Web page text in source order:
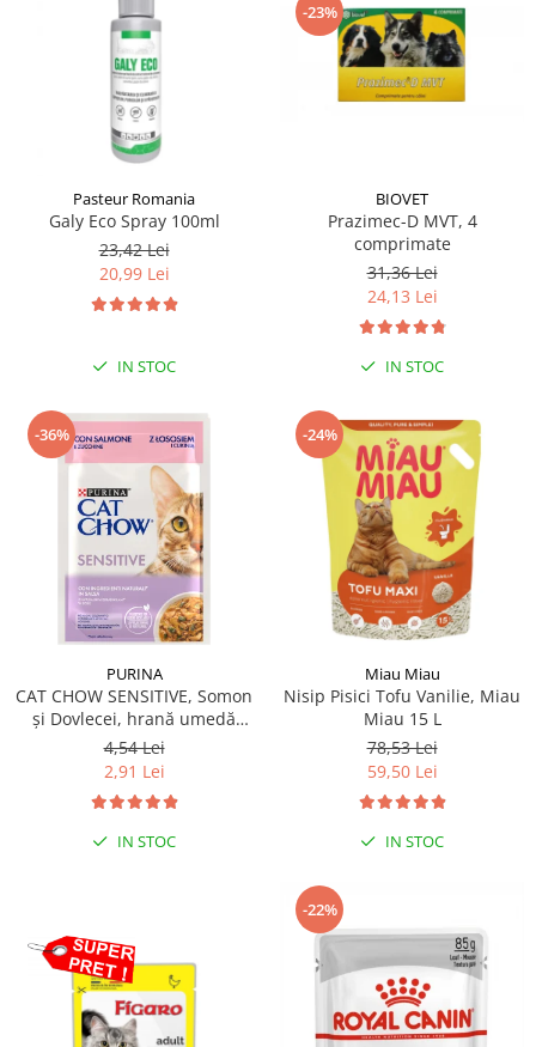
Pasteur Romania
Galy Eco Spray 100ml
23,42 Lei
20,99 Lei
IN STOC
-23%
BIOVET
Prazimec-D MVT, 4
comprimate
31,36 Lei
24,13 Lei
IN STOC
-36%
PURINA
CAT CHOW SENSITIVE, Somon
și Dovlecei, hrană umedă
pentru pisici 1x85 g
4,54 Lei
2,91 Lei
IN STOC
-24%
Miau Miau
Nisip Pisici Tofu Vanilie, Miau
Miau 15 L
78,53 Lei
59,50 Lei
IN STOC
-22%